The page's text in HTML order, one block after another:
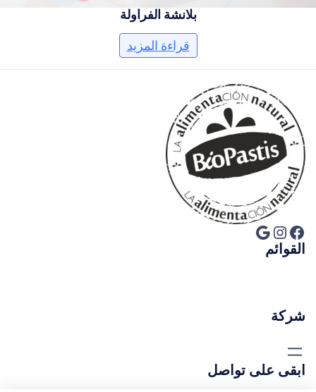
بلانشة الفراولة
قراءة المزيد
فيسبوك إنستجرام جوجل
القوائم
شركة
ابقى على تواصل